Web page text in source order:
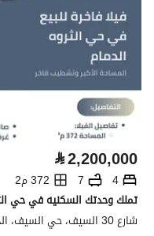
⃁2,200,000
4
7
372 م2
تملك وحدتك السكنيه في حي
شارع 30 السيف، حي السيف، الدمام